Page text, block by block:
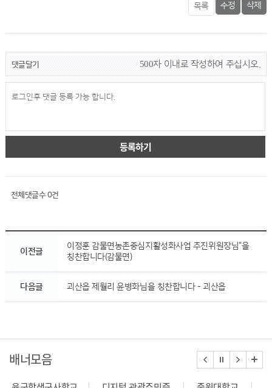
목록 수정 삭제
댓글달기 500자 이내로 작성하여 주십시오.
등록하기
전체댓글수0건
이전글
이정훈 감물면농촌중심지활성화사업 추진위원장님“을
칭찬합니다(감물면)
다음글 괴산읍 제월리 윤병화님을 칭찬합니다 - 괴산읍
배너모음